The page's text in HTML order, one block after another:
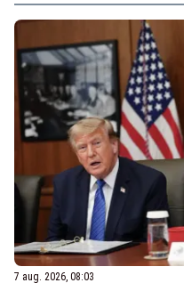
7 aug. 2026, 08:03